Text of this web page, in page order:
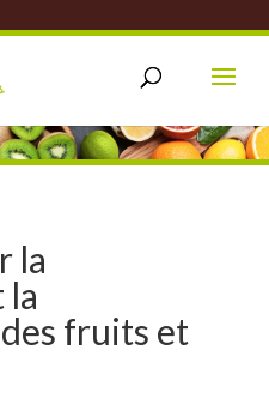
la
la
fruits et